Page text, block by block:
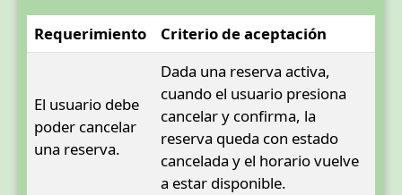
Requerimiento Criterio de aceptación
El usuario debe
poder cancelar
una reserva.
Dada una reserva activa,
cuando el usuario presiona
cancelar y confirma, la
reserva queda con estado
cancelada y el horario vuelve
a estar disponible.